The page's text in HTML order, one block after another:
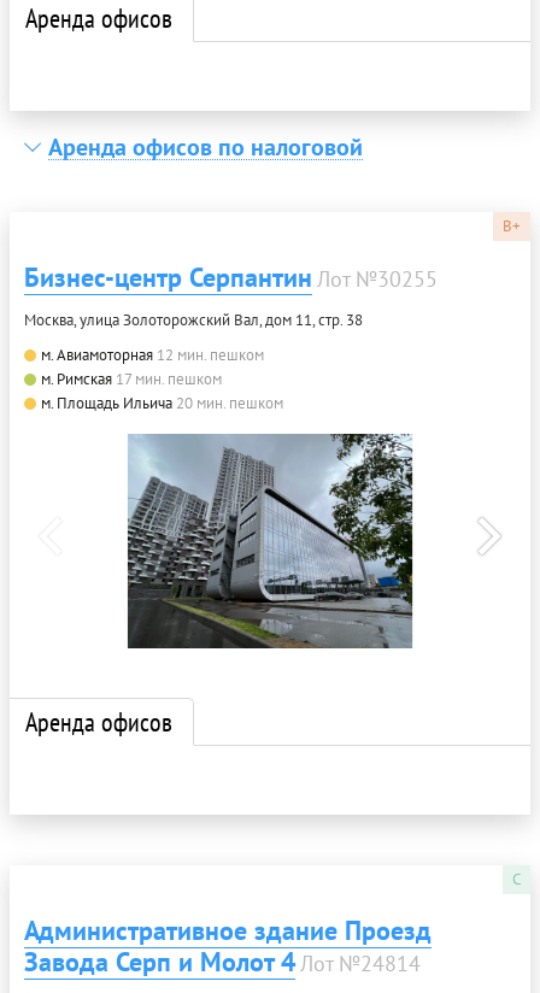
Аренда офисов
Аренда офисов по налоговой
B+
Бизнес-центр Серпантин Лот №30255
Москва, улица Золоторожский Вал, дом 11, стр. 38
м. Авиамоторная 12 мин. пешком
м. Римская 17 мин. пешком
м. Площадь Ильича 20 мин. пешком
Аренда офисов
C
Административное здание Проезд
Завода Серп и Молот 4Лот №24814